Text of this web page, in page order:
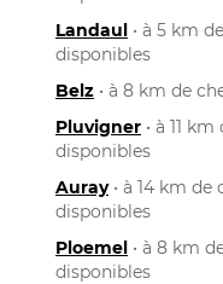
Landaul • à 5 km
disponibles
Belz • à 8 km de
Pluvigner • à 11
disponibles
Auray• à 14 km de
disponibles
Ploemel • à 8 km
disponibles